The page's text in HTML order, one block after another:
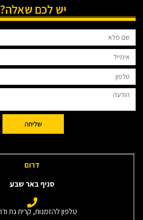
יש לכם שאלה?
שליחה
דרום
סניף באר שבע
טלפון להזמנות, קרית גת